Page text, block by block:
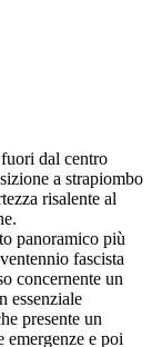
dal centro
a strapiombo
risalente al
panoramico più
fascista
concernente un
essenziale
presente un
emergenze e poi